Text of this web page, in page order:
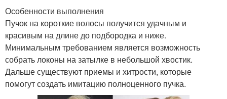
Особенности выполнения
Пучок на короткие волосы получится удачным и
красивым на длине до подбородка и ниже.
Минимальным требованием является возможность
собрать локоны на затылке в небольшой хвостик.
Дальше существуют приемы и хитрости, которые
помогут создать имитацию полноценного пучка.